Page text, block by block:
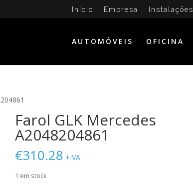
Início Empresa Instalações
AUTOMÓVEIS OFICINA
Farol GLK Mercedes
A2048204861
€310.28 +IVA
1 em stock